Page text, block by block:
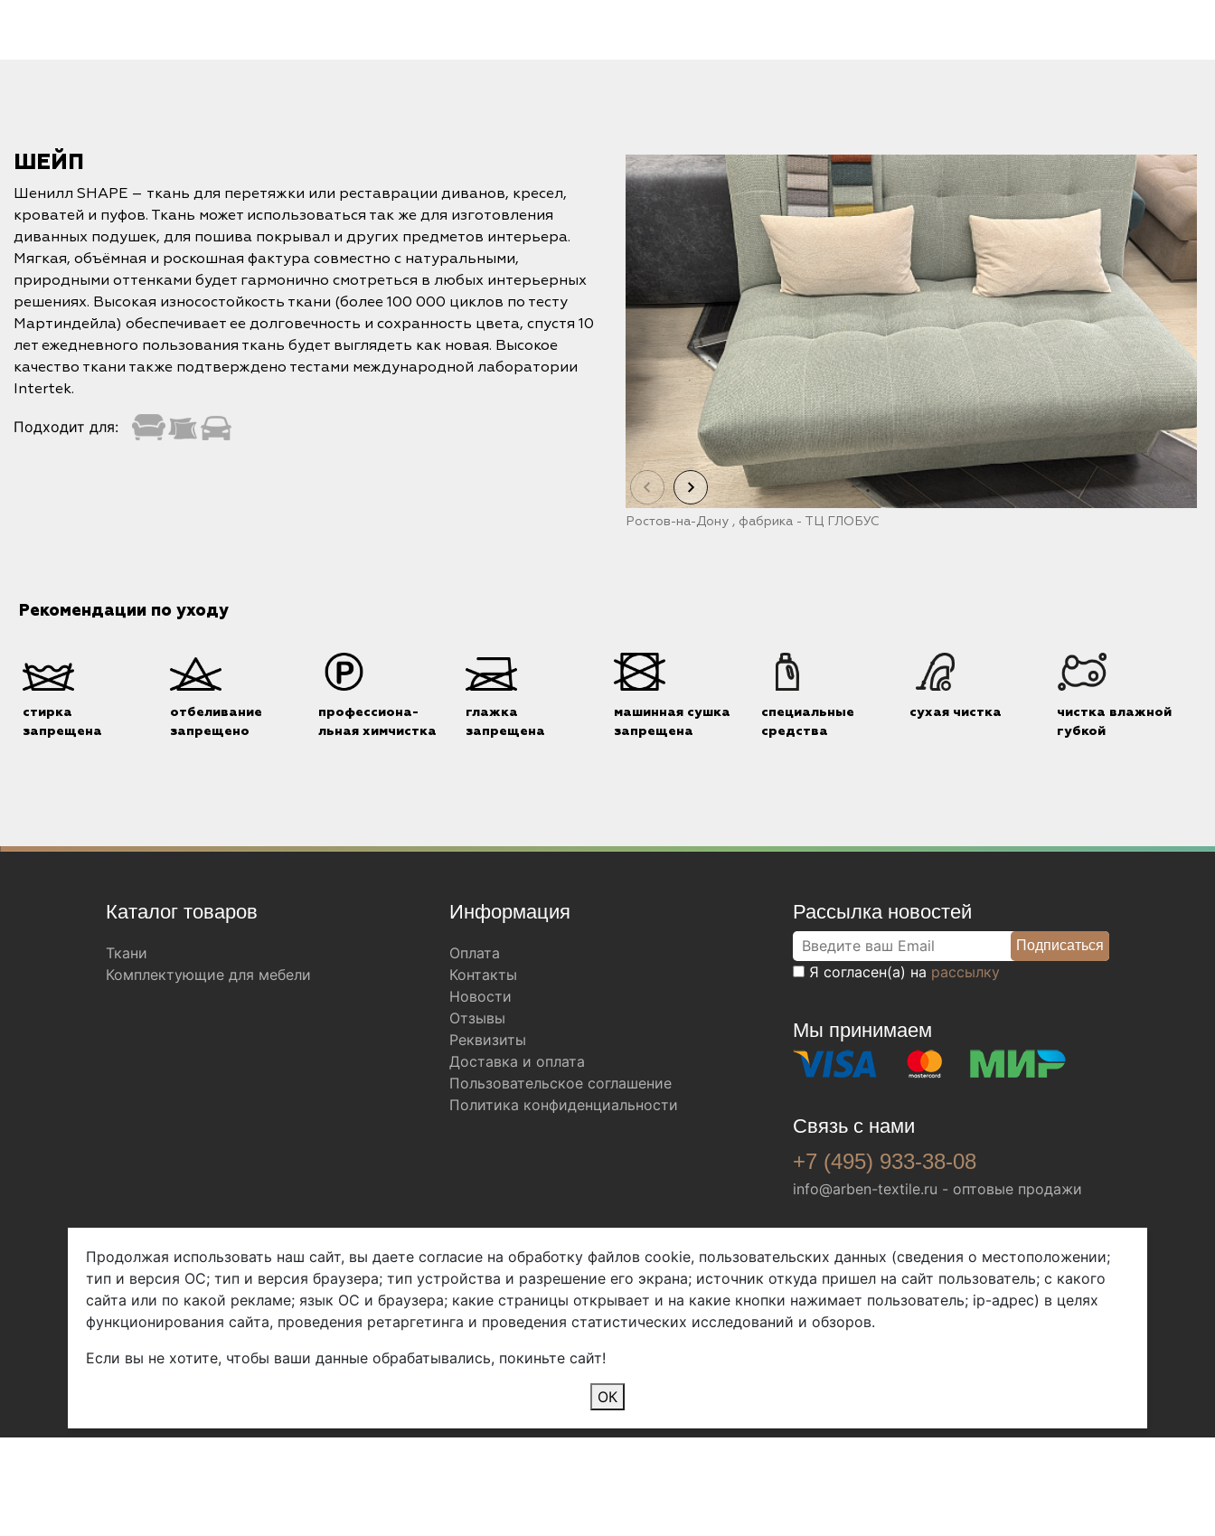
ШЕЙП
Шенилл SHAPE – ткань для перетяжки или реставрации диванов, кресел,
кроватей и пуфов. Ткань может использоваться так же для изготовления
диванных подушек, для пошива покрывал и других предметов интерьера.
Мягкая, объёмная и роскошная фактура совместно с натуральными,
природными оттенками будет гармонично смотреться в любых интерьерных
решениях. Высокая износостойкость ткани (более 100 000 циклов по тесту
Мартиндейла) обеспечивает ее долговечность и сохранность цвета, спустя 10
лет ежедневного пользования ткань будет выглядеть как новая. Высокое
качество ткани также подтверждено тестами международной лаборатории
Intertek.
Подходит для:
Ростов-на-Дону , фабрика - ТЦ ГЛОБУС
Рекомендации по уходу
стирка
запрещена
отбеливание
запрещено
профессиона-
льная химчистка
глажка
запрещена
машинная сушка
запрещена
специальные
средства
сухая чистка
чистка влажной
губкой
Каталог товаров
Ткани
Комплектующие для мебели
Информация
Оплата
Контакты
Новости
Отзывы
Реквизиты
Доставка и оплата
Пользовательское соглашение
Политика конфиденциальности
Рассылка новостей
Я согласен(а) на рассылку
Мы принимаем
Связь с нами
+7 (495) 933-38-08
info@arben-textile.ru - оптовые продажи
Арбен текстиль г. Щелково, пер.
1-й Советский д.25, владение 2.
Мы в соц. сетях
Продолжая использовать наш сайт, вы даете согласие на обработку файлов cookie, пользовательских данных (сведения о местоположении;
тип и версия ОС; тип и версия браузера; тип устройства и разрешение его экрана; источник откуда пришел на сайт пользователь; с какого
сайта или по какой рекламе; язык ОС и браузера; какие страницы открывает и на какие кнопки нажимает пользователь; ip-адрес) в целях
функционирования сайта, проведения ретаргетинга и проведения статистических исследований и обзоров.
Если вы не хотите, чтобы ваши данные обрабатывались, покиньте сайт!
ОК